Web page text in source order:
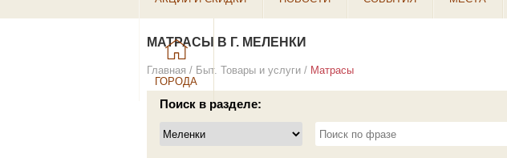
ГОРОДА
МАТРАСЫ В Г. МЕЛЕНКИ
Главная / Быт. Товары и услуги / Матрасы
Поиск в разделе: